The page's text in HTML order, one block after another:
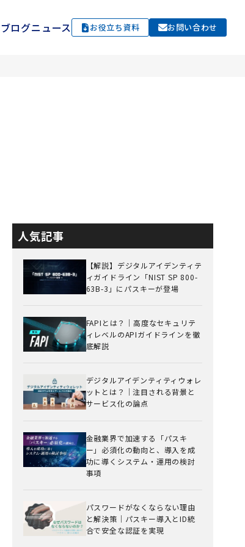
ブログニュース お役立ち資料 お問い合わせ
人気記事
【解説】デジタルアイデンティテ
ィガイドライン「NIST SP 800-
63B-3」にパスキーが登場
FAPIとは？｜高度なセキュリテ
ィレベルのAPIガイドラインを徹
底解説
デジタルアイデンティティウォレ
ットとは？｜注目される背景と
サービス化の論点
金融業界で加速する「パスキ
ー」必須化の動向と、導入を成
功に導くシステム・運用の検討
事項
パスワードがなくならない理由
と解決策｜パスキー導入とID統
合で安全な認証を実現